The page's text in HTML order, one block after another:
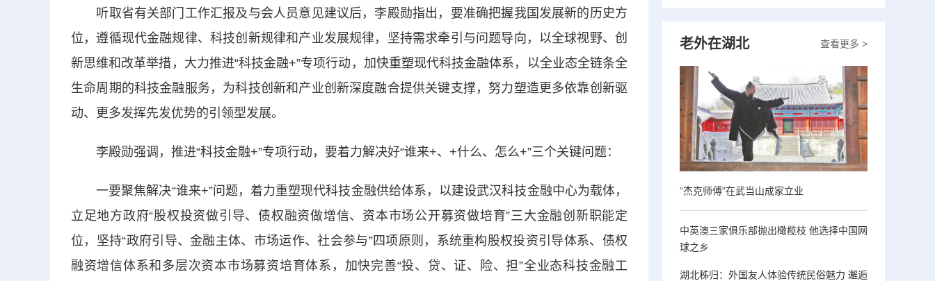
听取省有关部门工作汇报及与会人员意见建议后，李殿勋指出，要准确把握我国发展新的历史方
位，遵循现代金融规律、科技创新规律和产业发展规律，坚持需求牵引与问题导向，以全球视野、创
新思维和改革举措，大力推进“科技金融+”专项行动，加快重塑现代科技金融体系，以全业态全链条全
生命周期的科技金融服务，为科技创新和产业创新深度融合提供关键支撑，努力塑造更多依靠创新驱
动、更多发挥先发优势的引领型发展。
李殿勋强调，推进“科技金融+”专项行动，要着力解决好“谁来+、+什么、怎么+”三个关键问题：
一要聚焦解决“谁来+”问题，着力重塑现代科技金融供给体系，以建设武汉科技金融中心为载体，
立足地方政府“股权投资做引导、债权融资做增信、资本市场公开募资做培育”三大金融创新职能定
位，坚持“政府引导、金融主体、市场运作、社会参与”四项原则，系统重构股权投资引导体系、债权
融资增信体系和多层次资本市场募资培育体系，加快完善“投、贷、证、险、担”全业态科技金融工
查看更多 >
老外在湖北
“杰克师傅”在武当山成家立业
中英澳三家俱乐部抛出橄榄枝 他选择中国网
球之乡
湖北秭归：外国友人体验传统民俗魅力 邂逅